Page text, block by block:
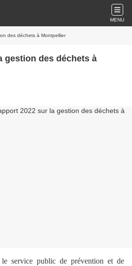
MENU
des déchets à Montpellier
gestion des déchets à
le service public de prévention et de